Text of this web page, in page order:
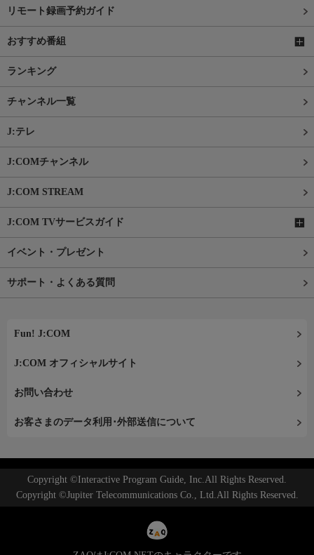
リモート録画予約ガイド
おすすめ番組
ランキング
チャンネル一覧
J:テレ
J:COMチャンネル
J:COM STREAM
J:COM TVサービスガイド
イベント・プレゼント
サポート・よくある質問
Fun! J:COM
J:COM オフィシャルサイト
お問い合わせ
お客さまのデータ利用･外部送信について
Copyright ©Interactive Program Guide, Inc.All Rights Reserved.
Copyright ©Jupiter Telecommunications Co., Ltd.All Rights Reserved.